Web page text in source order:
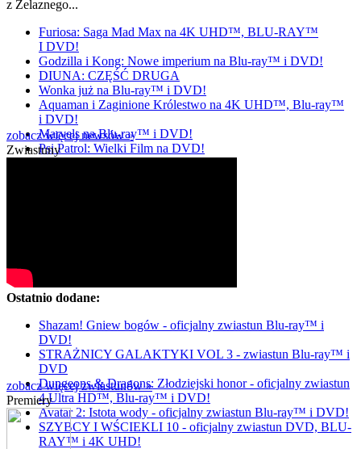
z Żelaznego...
Furiosa: Saga Mad Max na 4K UHD™, BLU-RAY™
I DVD!
Godzilla i Kong: Nowe imperium na Blu-ray™ i DVD!
DIUNA: CZĘŚĆ DRUGA
Wonka już na Blu-ray™ i DVD!
Aquaman i Zaginione Królestwo na 4K UHD™, Blu-ray™
i DVD!
Marvels na Blu-ray™ i DVD!
Psi Patrol: Wielki Film na DVD!
zobacz więcej newsów »
Zwiastuny
Ostatnio dodane:
Shazam! Gniew bogów - oficjalny zwiastun Blu-ray™ i
DVD!
STRAŻNICY GALAKTYKI VOL 3 - zwiastun Blu-ray™ i
DVD
Dungeons & Dragons: Złodziejski honor - oficjalny zwiastun
4 Ultra HD™, Blu-ray™ i DVD!
Avatar 2: Istota wody - oficjalny zwiastun Blu-ray™ i DVD!
SZYBCY I WŚCIEKLI 10 - oficjalny zwiastun DVD, BLU-
RAY™ i 4K UHD!
zobacz więcej zwiastunów »
Premiery